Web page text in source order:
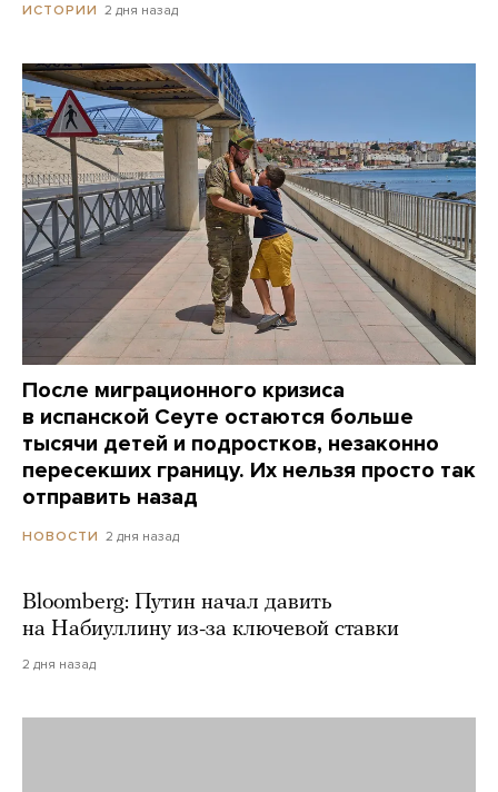
ИСТОРИИ 2 дня назад
После миграционного кризиса
в испанской Сеуте остаются больше
тысячи детей и подростков, незаконно
пересекших границу. Их нельзя просто так
отправить назад
НОВОСТИ 2 дня назад
Bloomberg: Путин начал давить
на Набиуллину из-за ключевой ставки
2 дня назад